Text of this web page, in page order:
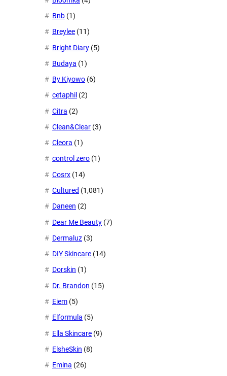
Bnb (1)
Breylee (11)
Bright Diary (5)
Budaya (1)
By Kiyowo (6)
cetaphil (2)
Citra (2)
Clean&Clear (3)
Cleora (1)
control zero (1)
Cosrx (14)
Cultured (1,081)
Daneen (2)
Dear Me Beauty (7)
Dermaluz (3)
DIY Skincare (14)
Dorskin (1)
Dr. Brandon (15)
Eiem (5)
Elformula (5)
Ella Skincare (9)
ElsheSkin (8)
Emina (26)